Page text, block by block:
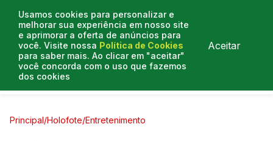
Usamos cookies para personalizar e
melhorar sua experiência em nosso site
e aprimorar a oferta de anúncios para
você. Visite nossa Política de Cookies
para saber mais. Ao clicar em "aceitar"
você concorda com o uso que fazemos
dos cookies
Aceitar
Curtas e Venenosas
Principal/Holofote/Entretenimento